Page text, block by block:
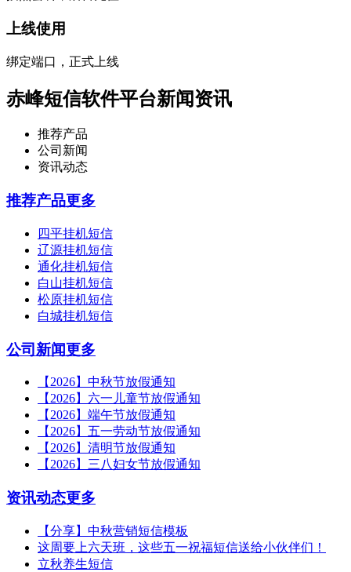
上线使用
绑定端口，正式上线
赤峰短信软件平台新闻资讯
推荐产品
公司新闻
资讯动态
推荐产品更多
四平挂机短信
辽源挂机短信
通化挂机短信
白山挂机短信
松原挂机短信
白城挂机短信
公司新闻更多
【2026】中秋节放假通知
【2026】六一儿童节放假通知
【2026】端午节放假通知
【2026】五一劳动节放假通知
【2026】清明节放假通知
【2026】三八妇女节放假通知
资讯动态更多
【分享】中秋营销短信模板
这周要上六天班，这些五一祝福短信送给小伙伴们！
立秋养生短信